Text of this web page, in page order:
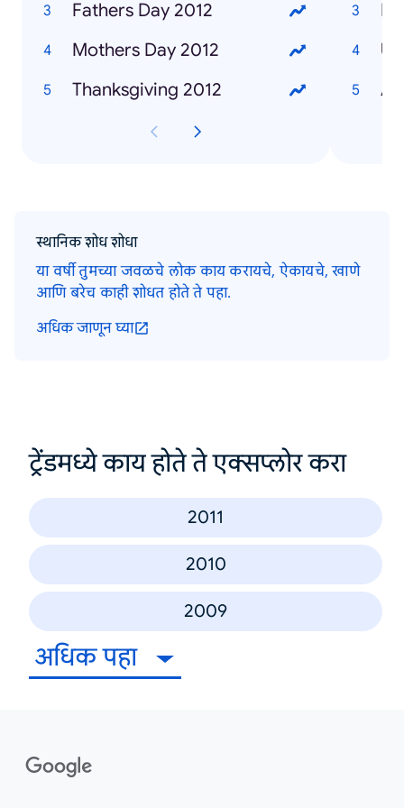
Fathers Day 2012
Mothers Day 2012
Thanksgiving 2012
स्थानिक शोध शोधा
या वर्षी तुमच्या जवळचे लोक काय करायचे, ऐकायचे, खाणे
आणि बरेच काही शोधत होते ते पहा.
अधिक जाणून घ्या
ट्रेंडमध्ये काय होते ते एक्सप्लोर करा
2011
2010
2009
अधिक पहा